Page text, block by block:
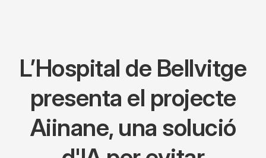
L’Hospital de Bellvitge
presenta el projecte
Aiinane, una solució